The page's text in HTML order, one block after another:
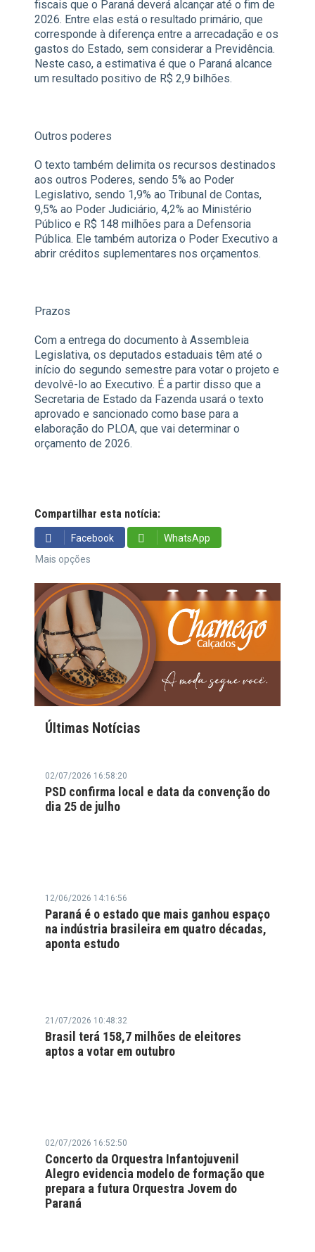
fiscais que o Paraná deverá alcançar até o fim de
2026. Entre elas está o resultado primário, que
corresponde à diferença entre a arrecadação e os
gastos do Estado, sem considerar a Previdência.
Neste caso, a estimativa é que o Paraná alcance
um resultado positivo de R$ 2,9 bilhões.
Outros poderes
O texto também delimita os recursos destinados
aos outros Poderes, sendo 5% ao Poder
Legislativo, sendo 1,9% ao Tribunal de Contas,
9,5% ao Poder Judiciário, 4,2% ao Ministério
Público e R$ 148 milhões para a Defensoria
Pública. Ele também autoriza o Poder Executivo a
abrir créditos suplementares nos orçamentos.
Prazos
Com a entrega do documento à Assembleia
Legislativa, os deputados estaduais têm até o
início do segundo semestre para votar o projeto e
devolvê-lo ao Executivo. É a partir disso que a
Secretaria de Estado da Fazenda usará o texto
aprovado e sancionado como base para a
elaboração do PLOA, que vai determinar o
orçamento de 2026.
Compartilhar esta notícia:
Facebook
WhatsApp
Mais opções
Últimas Notícias
02/07/2026 16:58:20
PSD confirma local e data da convenção do
dia 25 de julho
12/06/2026 14:16:56
Paraná é o estado que mais ganhou espaço
na indústria brasileira em quatro décadas,
aponta estudo
21/07/2026 10:48:32
Brasil terá 158,7 milhões de eleitores
aptos a votar em outubro
02/07/2026 16:52:50
Concerto da Orquestra Infantojuvenil
Alegro evidencia modelo de formação que
prepara a futura Orquestra Jovem do
Paraná